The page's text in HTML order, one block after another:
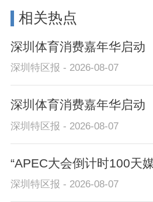
相关热点
深圳体育消费嘉年华启动
深圳特区报 - 2026-08-07
深圳体育消费嘉年华启动
深圳特区报 - 2026-08-07
“APEC大会倒计时100天
深圳特区报 - 2026-08-07